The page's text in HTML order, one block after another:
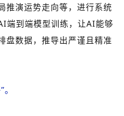
推演运势走向等，进行系统
端到端模型训练，让AI能够
盘数据，推导出严谨且精准